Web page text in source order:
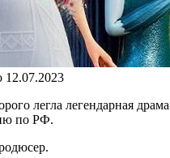
12.07.2023
легла легендарная
по РФ.